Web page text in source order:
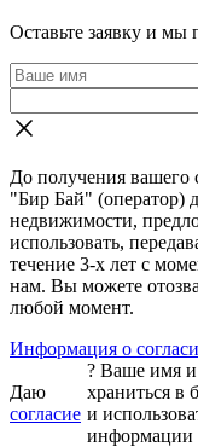
Оставьте заявку и мы
До получения
"Бир Бай" (оператор)
недвижимости,
использовать,
течение 3-х лет с
нам. Вы можете
любой момент.
Информация о
Даю
согласие
? Ваше имя и
храниться в
и
информации